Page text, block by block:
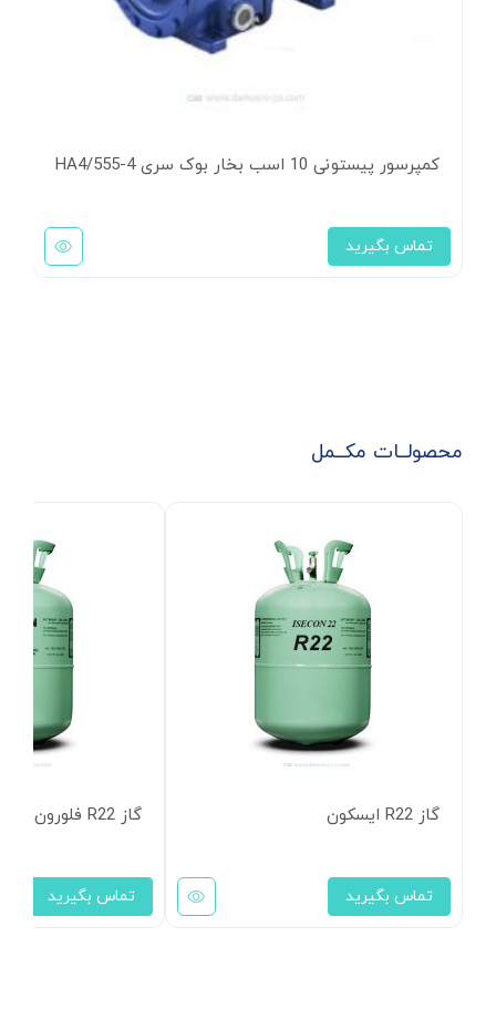
کمپرسور پیستونی 10 اسب بخار بوک سری HA4/555-4
تماس بگیرید
محصولــات مکــمل
گاز R22 ایسکون
تماس بگیرید
گاز R22 فلورون
تماس بگیرید